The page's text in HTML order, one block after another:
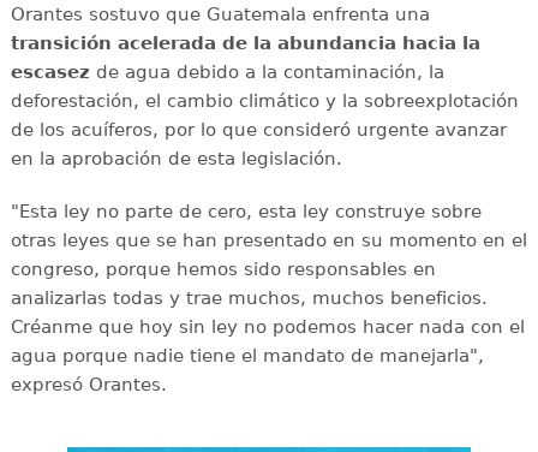
Orantes sostuvo que Guatemala enfrenta una
transición acelerada de la abundancia hacia la
escasez de agua debido a la contaminación, la
deforestación, el cambio climático y la sobreexplotación
de los acuíferos, por lo que consideró urgente avanzar
en la aprobación de esta legislación.
"Esta ley no parte de cero, esta ley construye sobre
otras leyes que se han presentado en su momento en el
congreso, porque hemos sido responsables en
analizarlas todas y trae muchos, muchos beneficios.
Créanme que hoy sin ley no podemos hacer nada con el
agua porque nadie tiene el mandato de manejarla",
expresó Orantes.